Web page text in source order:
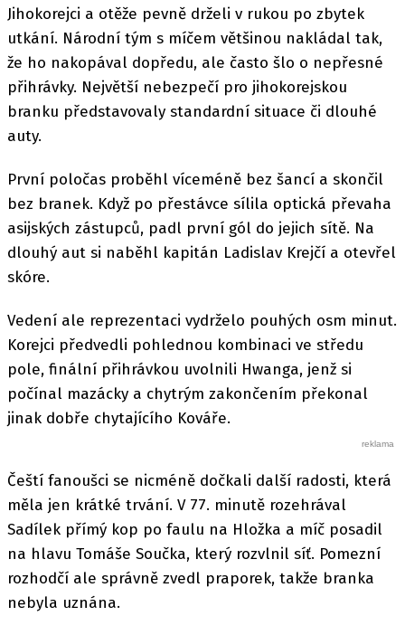
Jihokorejci a otěže pevně drželi v rukou po zbytek
utkání. Národní tým s míčem většinou nakládal tak,
že ho nakopával dopředu, ale často šlo o nepřesné
přihrávky. Největší nebezpečí pro jihokorejskou
branku představovaly standardní situace či dlouhé
auty.
První poločas proběhl víceméně bez šancí a skončil
bez branek. Když po přestávce sílila optická převaha
asijských zástupců, padl první gól do jejich sítě. Na
dlouhý aut si naběhl kapitán Ladislav Krejčí a otevřel
skóre.
Vedení ale reprezentaci vydrželo pouhých osm minut.
Korejci předvedli pohlednou kombinaci ve středu
pole, finální přihrávkou uvolnili Hwanga, jenž si
počínal mazácky a chytrým zakončením překonal
jinak dobře chytajícího Kováře.
Čeští fanoušci se nicméně dočkali další radosti, která
měla jen krátké trvání. V 77. minutě rozehrával
Sadílek přímý kop po faulu na Hložka a míč posadil
na hlavu Tomáše Součka, který rozvlnil síť. Pomezní
rozhodčí ale správně zvedl praporek, takže branka
nebyla uznána.